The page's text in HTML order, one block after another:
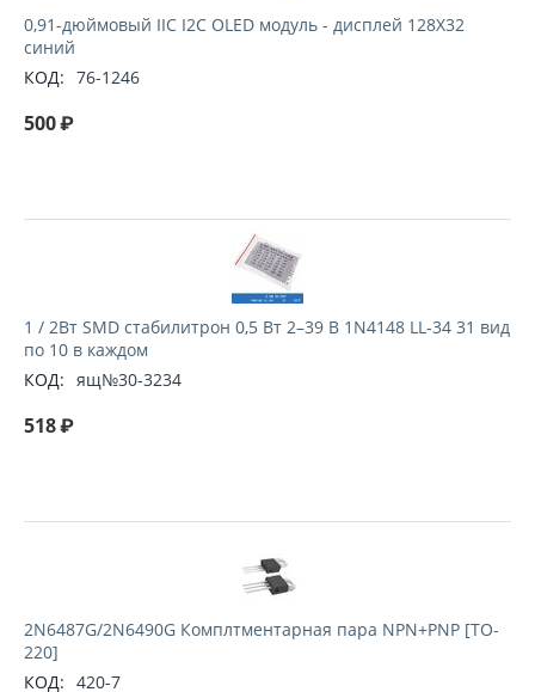
0,91-дюймовый IIC I2C OLED модуль - дисплей 128X32
синий
КОД: 76-1246
500₽
1 / 2Вт SMD стабилитрон 0,5 Вт 2–39 В 1N4148 LL-34 31 вид
по 10 в каждом
КОД: ящ№30-3234
518₽
2N6487G/2N6490G Комплтментарная пара NPN+PNP [TO-
220]
КОД: 420-7